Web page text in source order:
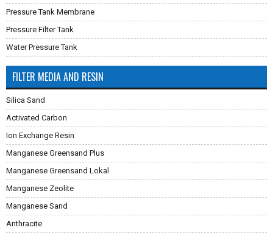
Pressure Tank Membrane
Pressure Filter Tank
Water Pressure Tank
FILTER MEDIA AND RESIN
Silica Sand
Activated Carbon
Ion Exchange Resin
Manganese Greensand Plus
Manganese Greensand Lokal
Manganese Zeolite
Manganese Sand
Anthracite